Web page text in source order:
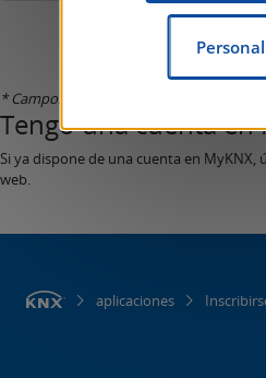
* Campos marcados con un asterisco
Tengo una cuenta en
Si ya dispone de una cuenta en MyKNX,
web.
aplicaciones